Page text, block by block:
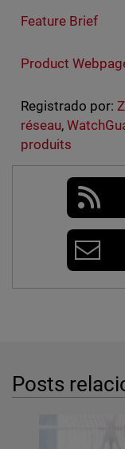
Feature Brief
Product
Registrado por:
réseau,
produits
Posts